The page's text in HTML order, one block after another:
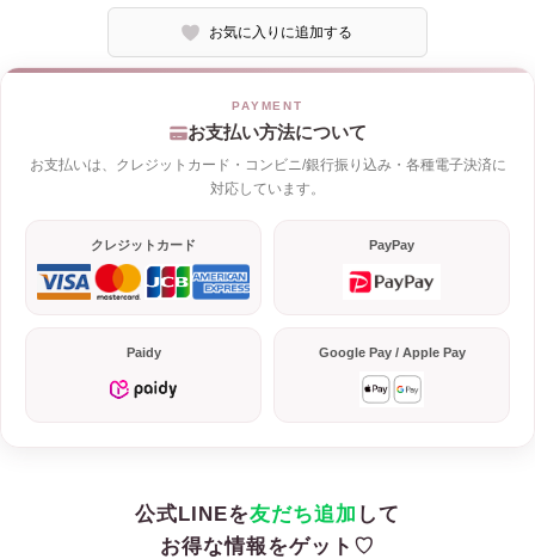
お気に入りに追加する
お支払い方法について
お支払いは、クレジットカード・コンビニ/銀行振り込み・各種電子決済に
対応しています。
クレジットカード PayPay
Paidy Google Pay / Apple Pay
公式LINEを友だち追加 して
お得な情報をゲット♡